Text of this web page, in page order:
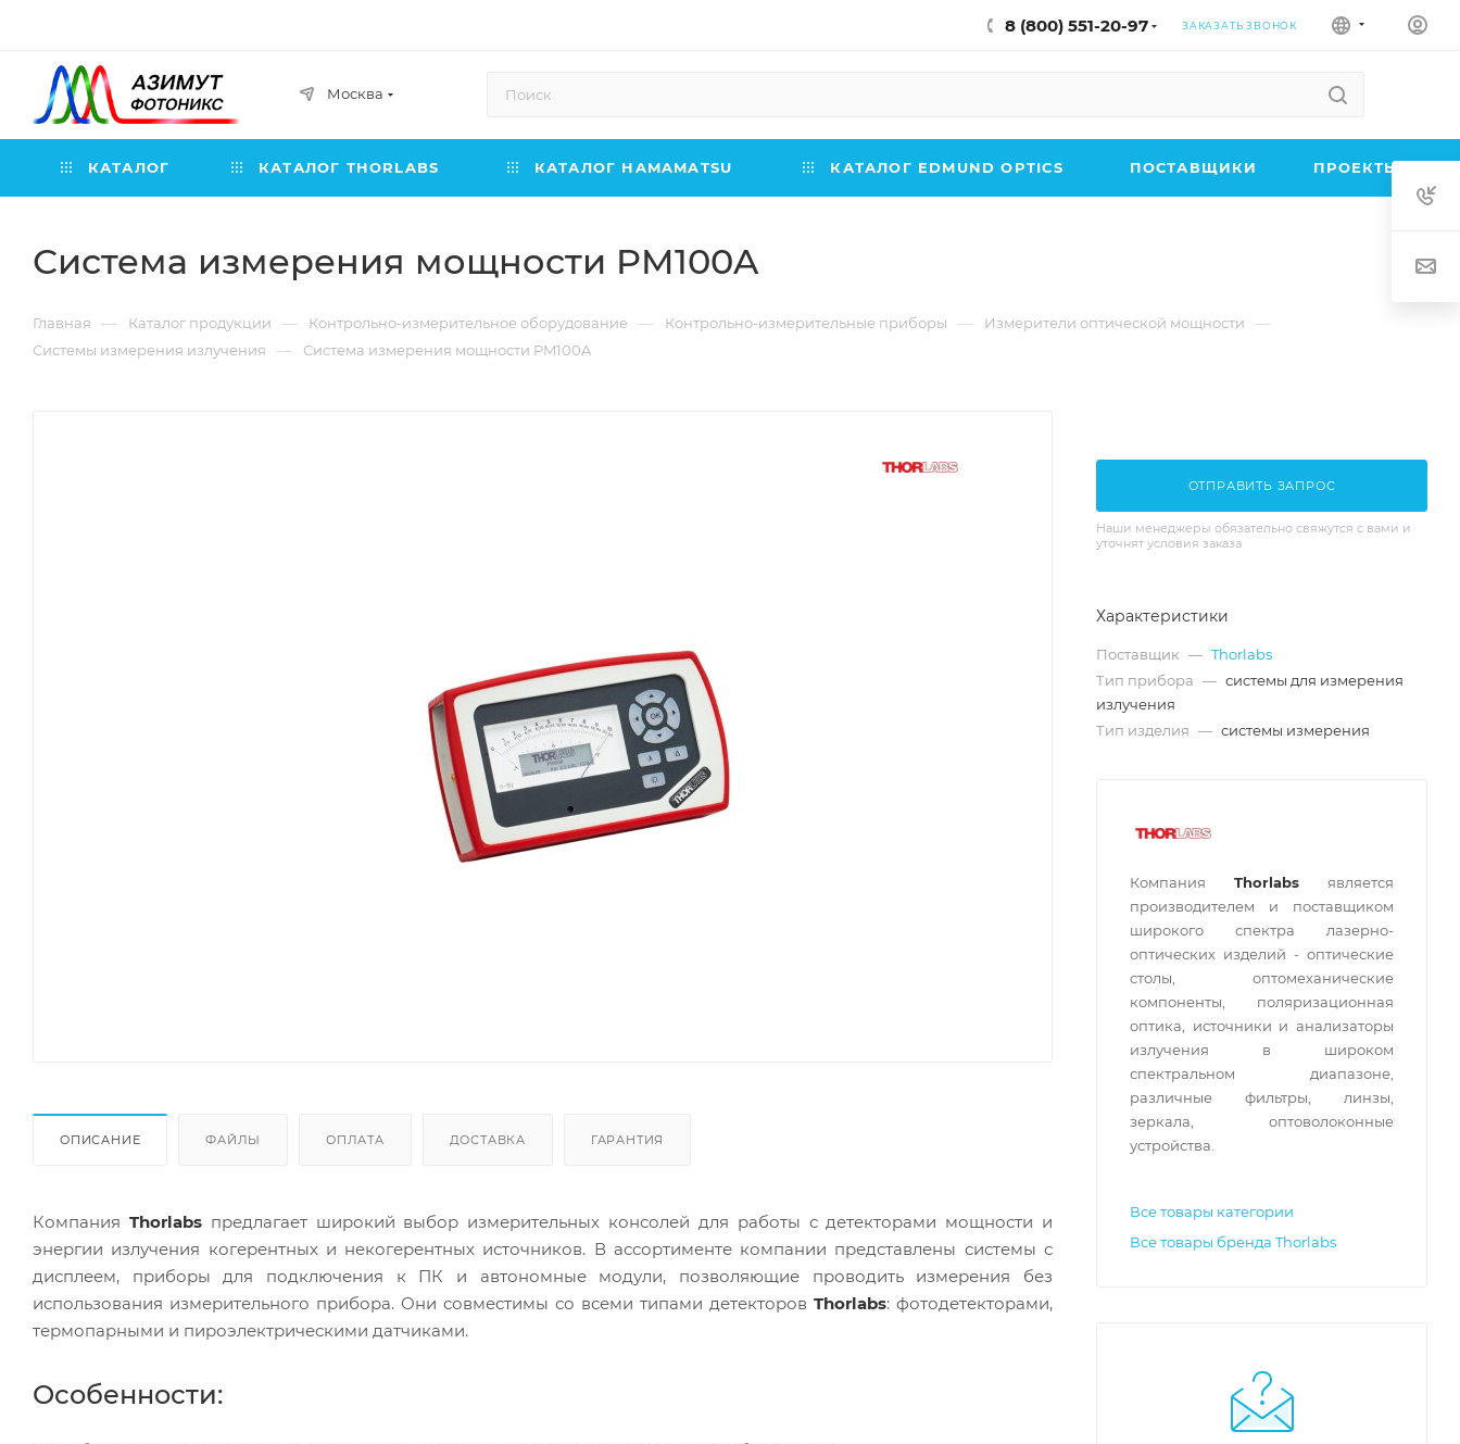
8 (800) 551-20-97 ЗАКАЗАТЬ ЗВОНОК
Москва
КАТАЛОГ КАТАЛОГ THORLABS КАТАЛОГ HAMAMATSU КАТАЛОГ EDMUND OPTICS ПОСТАВЩИКИ ПРОЕКТЫ
Система измерения мощности PM100A
Главная — Каталог продукции — Контрольно-измерительное оборудование — Контрольно-измерительные приборы — Измерители оптической мощности —
Системы измерения излучения — Система измерения мощности PM100A
ОПИСАНИЕ ФАЙЛЫ ОПЛАТА ДОСТАВКА ГАРАНТИЯ
Компания Thorlabsпредлагает широкий выбор измерительных консолей для работы с детекторами мощности и
энергии излучения когерентных и некогерентных источников. В ассортименте компании представлены системы с
дисплеем, приборы для подключения к ПК и автономные модули, позволяющие проводить измерения без
использования измерительного прибора. Они совместимы со всеми типами детекторов Thorlabs: фотодетекторами,
термопарными и пироэлектрическими датчиками.
Особенности:
ОТПРАВИТЬ ЗАПРОС
Наши менеджеры обязательно свяжутся с вами и
уточнят условия заказа
Характеристики
Поставщик — Thorlabs
Тип прибора — системы для измерения
излучения
Тип изделия — системы измерения
Компания Thorlabs является
производителем и поставщиком
широкого спектра лазерно-
оптических изделий - оптические
столы, оптомеханические
компоненты, поляризационная
оптика, источники и анализаторы
излучения в широком
спектральном диапазоне,
различные фильтры, линзы,
зеркала, оптоволоконные
устройства.
Все товары категории
Все товары бренда Thorlabs